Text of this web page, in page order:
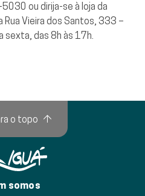
ou dirija-se à loja da
Rua Vieira dos Santos, 333 –
sexta, das 8h às 17h.
somos
o topo ↑